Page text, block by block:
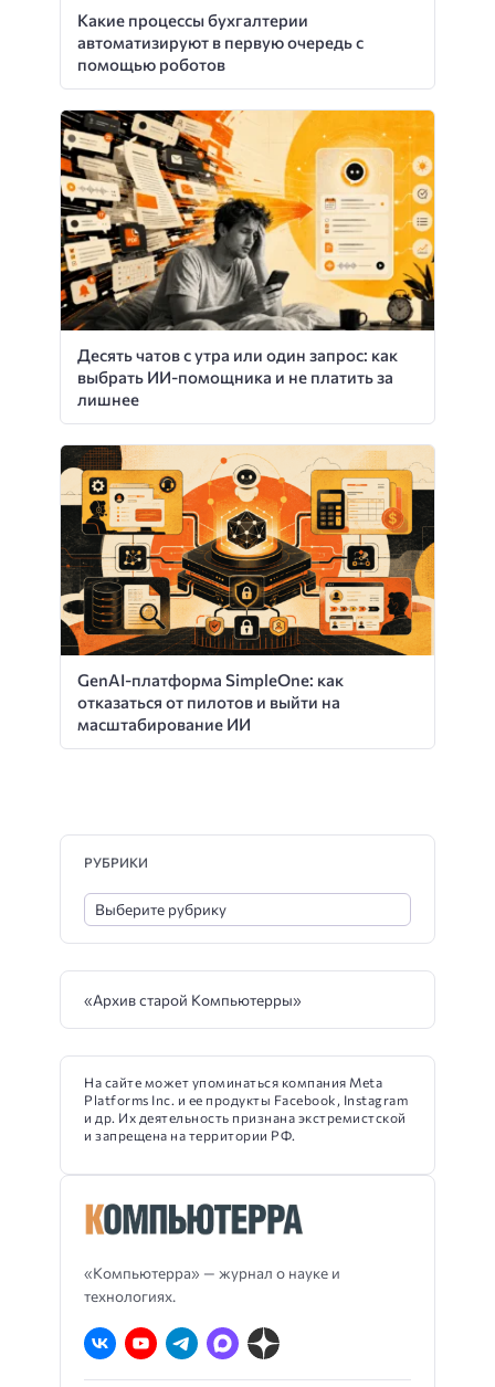
Какие процессы бухгалтерии
автоматизируют в первую очередь с
помощью роботов
Десять чатов с утра или один запрос: как
выбрать ИИ-помощника и не платить за
лишнее
GenAI-платформа SimpleOne: как
отказаться от пилотов и выйти на
масштабирование ИИ
«Компьютерра» — журнал о науке и
технологиях.
РУБРИКИ
«Архив старой Компьютерры»
На сайте может упоминаться компания Meta
Platforms Inc. и ее продукты Facebook, Instagram
и др. Их деятельность признана экстремистской
и запрещена на территории РФ.